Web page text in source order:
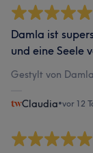
Damla ist
und eine Seele
Gestylt von
Claudia•vor 12